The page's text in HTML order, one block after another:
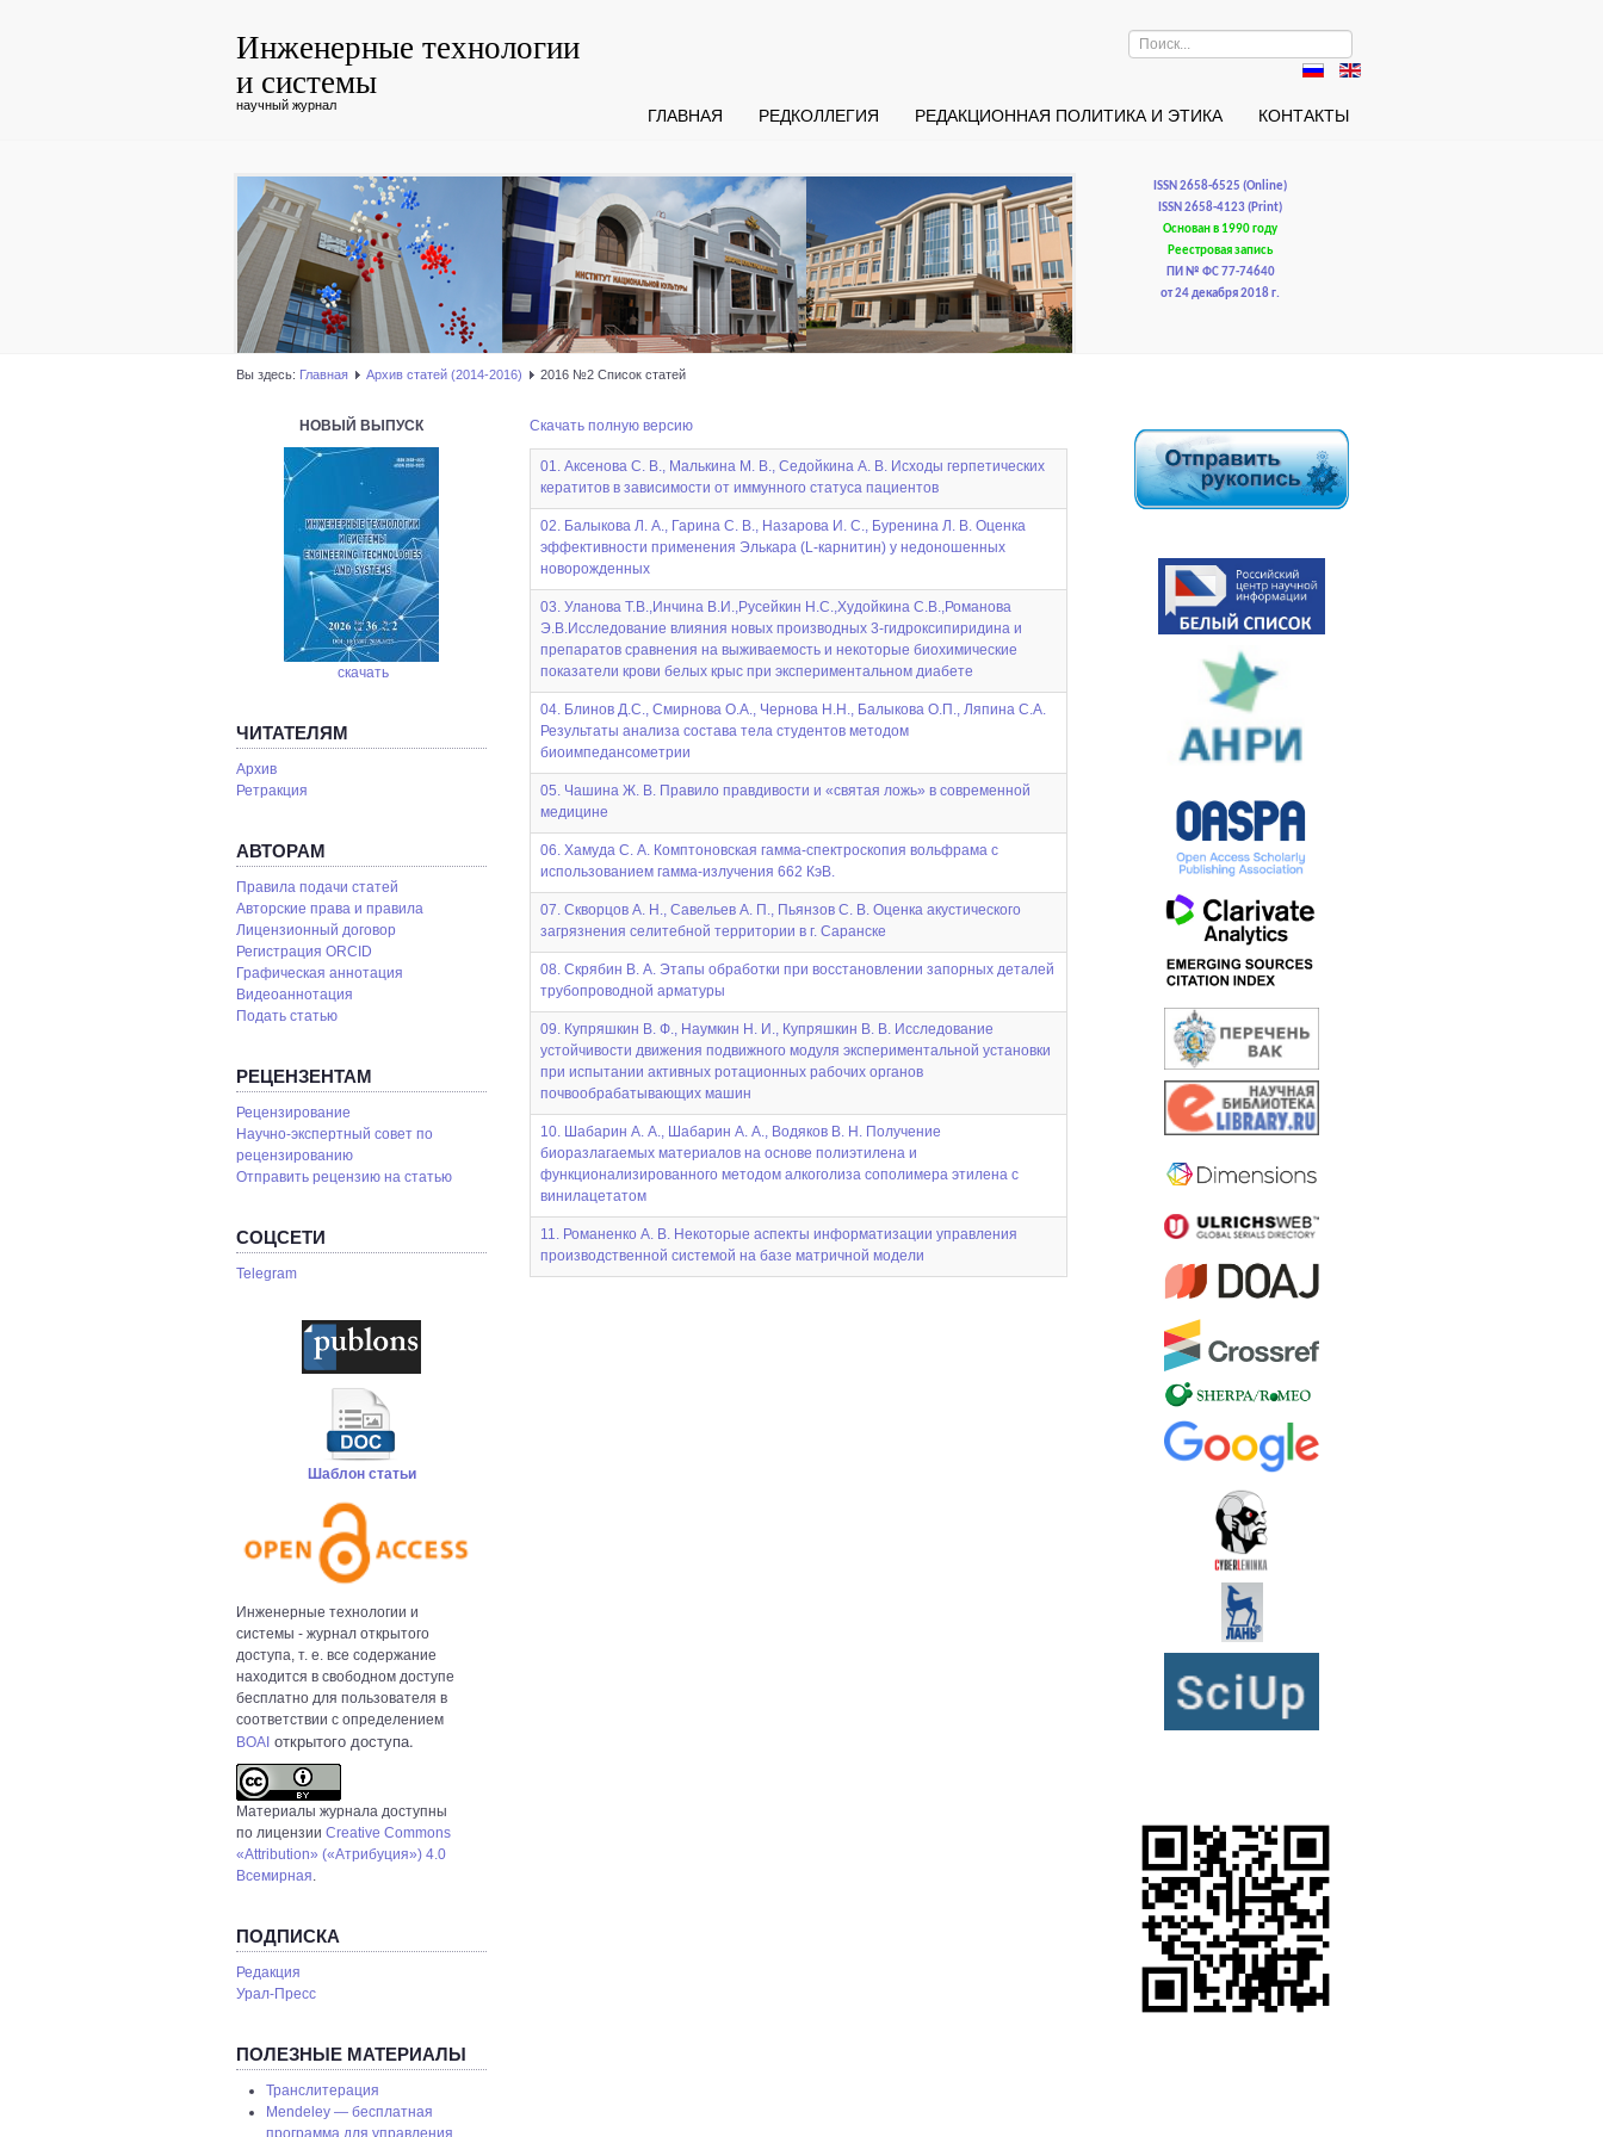
Инженерные технологии
и системы
научный журнал
Искать...
ГЛАВНАЯ РЕДКОЛЛЕГИЯ РЕДАКЦИОННАЯ ПОЛИТИКА И ЭТИКА КОНТАКТЫ
ISSN 2658-6525 (Online)
ISSN 2658-4123 (Print)
Основан в 1990 году
Реестровая запись
ПИ № ФС 77-74640
от 24 декабря 2018 г.
Вы здесь: Главная Архив статей (2014-2016) 2016 №2 Список статей
НОВЫЙ ВЫПУСК
скачать
ЧИТАТЕЛЯМ
Архив
Ретракция
АВТОРАМ
Правила подачи статей
Авторские права и правила
Лицензионный договор
Регистрация ORCID
Графическая аннотация
Видеоаннотация
Подать статью
РЕЦЕНЗЕНТАМ
Рецензирование
Научно-экспертный совет по
рецензированию
Отправить рецензию на статью
СОЦСЕТИ
Telegram
Шаблон статьи
Инженерные технологии и
системы - журнал открытого
доступа, т. е. все содержание
находится в свободном доступе
бесплатно для пользователя в
соответствии с определением
BOAI открытого доступа.
Материалы журнала доступны
по лицензии Creative Commons
«Attribution» («Атрибуция») 4.0
Всемирная.
ПОДПИСКА
Редакция
Урал-Пресс
ПОЛЕЗНЫЕ МАТЕРИАЛЫ
Транслитерация
Mendeley — бесплатная
программа для управления
Скачать полную версию
01. Аксенова С. В., Малькина М. В., Седойкина А. В. Исходы герпетических
кератитов в зависимости от иммунного статуса пациентов
02. Балыкова Л. А., Гарина С. В., Назарова И. С., Буренина Л. В. Оценка
эффективности применения Элькара (L-карнитин) у недоношенных
новорожденных
03. Уланова Т.В.,Инчина В.И.,Русейкин Н.С.,Худойкина С.В.,Романова
Э.В.Исследование влияния новых производных 3-гидроксипиридина и
препаратов сравнения на выживаемость и некоторые биохимические
показатели крови белых крыс при экспериментальном диабете
04. Блинов Д.С., Смирнова О.А., Чернова Н.Н., Балыкова О.П., Ляпина С.А.
Результаты анализа состава тела студентов методом
биоимпедансометрии
05. Чашина Ж. В. Правило правдивости и «святая ложь» в современной
медицине
06. Хамуда С. А. Комптоновская гамма-спектроскопия вольфрама с
использованием гамма-излучения 662 КэВ.
07. Скворцов А. Н., Савельев А. П., Пьянзов С. В. Оценка акустического
загрязнения селитебной территории в г. Саранске
08. Скрябин В. А. Этапы обработки при восстановлении запорных деталей
трубопроводной арматуры
09. Купряшкин В. Ф., Наумкин Н. И., Купряшкин В. В. Исследование
устойчивости движения подвижного модуля экспериментальной установки
при испытании активных ротационных рабочих органов
почвообрабатывающих машин
10. Шабарин А. А., Шабарин А. А., Водяков В. Н. Получение
биоразлагаемых материалов на основе полиэтилена и
функционализированного методом алкоголиза сополимера этилена с
винилацетатом
11. Романенко А. В. Некоторые аспекты информатизации управления
производственной системой на базе матричной модели